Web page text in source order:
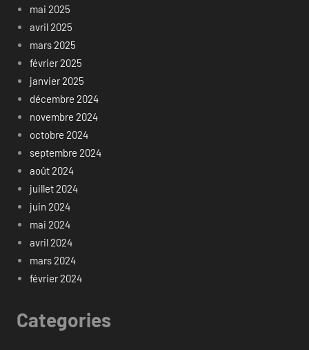
mai 2025
avril 2025
mars 2025
février 2025
janvier 2025
décembre 2024
novembre 2024
octobre 2024
septembre 2024
août 2024
juillet 2024
juin 2024
mai 2024
avril 2024
mars 2024
février 2024
Categories